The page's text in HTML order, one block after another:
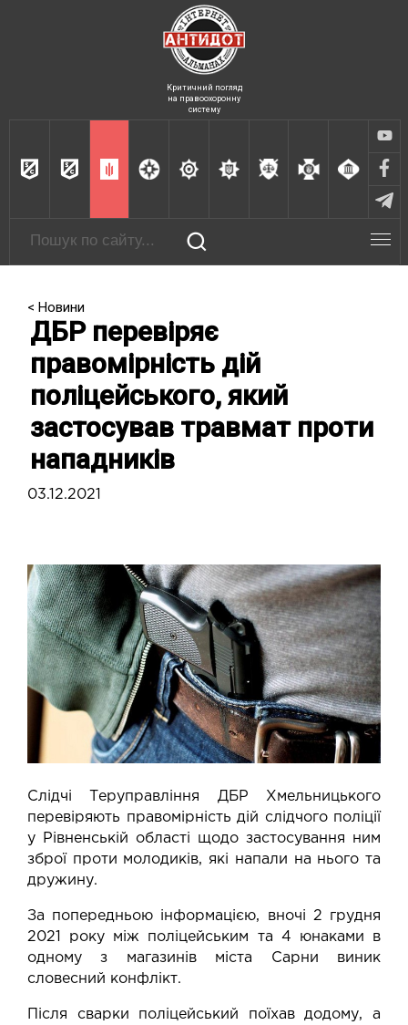
Критичний погляд
на правоохоронну
систему
< Новини
ДБР перевіряє
правомірність дій
поліцейського, який
застосував травмат проти
нападників
03.12.2021
Слідчі Теруправління ДБР Хмельницького
перевіряють правомірність дій слідчого поліції
у Рівненській області щодо застосування ним
зброї проти молодиків, які напали на нього та
дружину.
За попередньою інформацією, вночі 2 грудня
2021 року між поліцейським та 4 юнаками в
одному з магазинів міста Сарни виник
словесний конфлікт.
Після сварки поліцейський поїхав додому, а